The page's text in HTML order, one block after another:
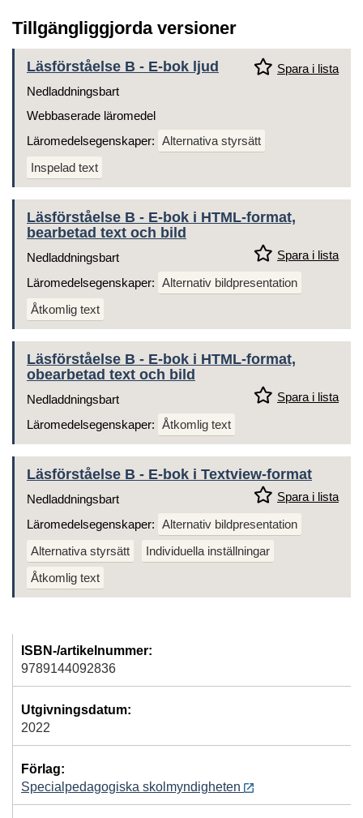
Tillgängliggjorda versioner
Läsförståelse B - E-bok ljud
Spara i lista
Nedladdningsbart
Webbaserade läromedel
Läromedelsegenskaper: Alternativa styrsätt
Inspelad text
Läsförståelse B - E-bok i HTML-format,
bearbetad text och bild
Spara i lista
Nedladdningsbart
Läromedelsegenskaper: Alternativ bildpresentation
Åtkomlig text
Läsförståelse B - E-bok i HTML-format,
obearbetad text och bild
Spara i lista
Nedladdningsbart
Läromedelsegenskaper: Åtkomlig text
Läsförståelse B - E-bok i Textview-format
Spara i lista
Nedladdningsbart
Läromedelsegenskaper: Alternativ bildpresentation
Alternativa styrsätt
Individuella inställningar
Åtkomlig text
ISBN-/artikelnummer:
9789144092836
Utgivningsdatum:
2022
Förlag:
Specialpedagogiska skolmyndigheten